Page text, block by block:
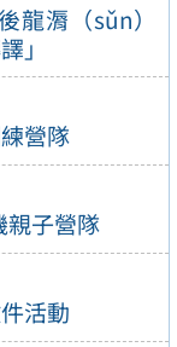
漘（sǔn）
」
營隊
子營隊
活動